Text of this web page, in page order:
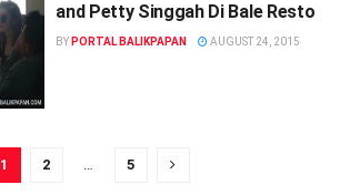
and Petty Singgah Di Bale Resto
BY PORTAL BALIKPAPAN AUGUST 24, 2015
1 2 5